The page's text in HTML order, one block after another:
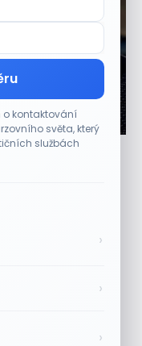
o kontaktování
světa, který
službách
›
›
›
to akciový
převážně lepší
však...
vzrostly téměř o